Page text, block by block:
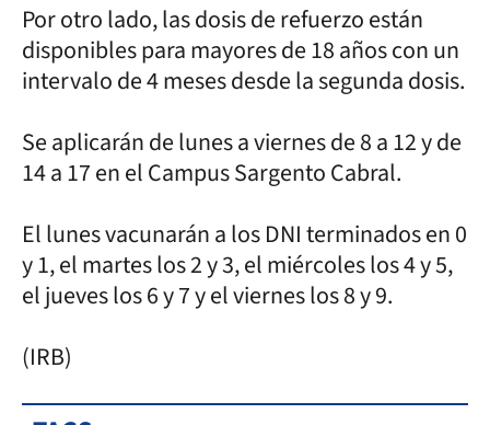
Por otro lado, las dosis de refuerzo están
disponibles para mayores de 18 años con un
intervalo de 4 meses desde la segunda dosis.
Se aplicarán de lunes a viernes de 8 a 12 y de
14 a 17 en el Campus Sargento Cabral.
El lunes vacunarán a los DNI terminados en 0
y 1, el martes los 2 y 3, el miércoles los 4 y 5,
el jueves los 6 y 7 y el viernes los 8 y 9.
(IRB)